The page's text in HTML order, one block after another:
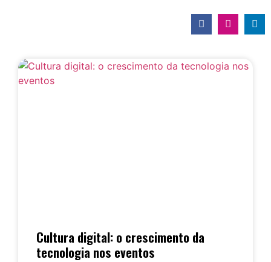
Cultura digital: o crescimento da
tecnologia nos eventos